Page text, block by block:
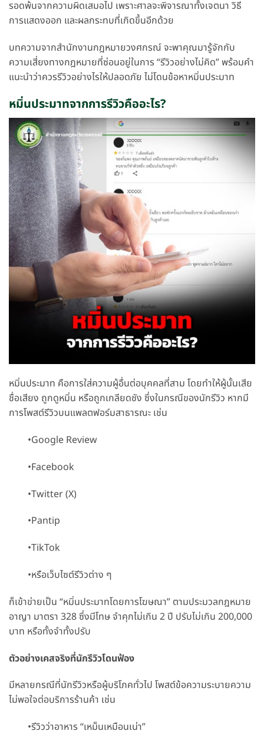
รอดพ้นจากความผิดเสมอไป เพราะศาลจะพิจารณาทั้งเจตนา วิธี
การแสดงออก และผลกระทบที่เกิดขึ้นอีกด้วย
บทความจากสำนักงานกฎหมายวงศกรณ์ จะพาคุณมารู้จักกับ
ความเสี่ยงทางกฎหมายที่ซ่อนอยู่ในการ “รีวิวอย่างไม่คิด” พร้อมคำ
แนะนำว่าควรรีวิวอย่างไรให้ปลอดภัย ไม่โดนข้อหาหมิ่นประมาท
หมิ่นประมาทจากการรีวิวคืออะไร?
หมิ่นประมาท คือการใส่ความผู้อื่นต่อบุคคลที่สาม โดยทำให้ผู้นั้นเสีย
ชื่อเสียง ถูกดูหมิ่น หรือถูกเกลียดชัง ซึ่งในกรณีของนักรีวิว หากมี
การโพสต์รีวิวบนแพลตฟอร์มสาธารณะ เช่น
•Google Review
•Facebook
•Twitter (X)
•Pantip
•TikTok
•หรือเว็บไซต์รีวิวต่าง ๆ
ก็เข้าข่ายเป็น “หมิ่นประมาทโดยการโฆษณา” ตามประมวลกฎหมาย
อาญา มาตรา 328 ซึ่งมีโทษ จำคุกไม่เกิน 2 ปี ปรับไม่เกิน 200,000
บาท หรือทั้งจำทั้งปรับ
ตัวอย่างเคสจริงที่นักรีวิวโดนฟ้อง
มีหลายกรณีที่นักรีวิวหรือผู้บริโภคทั่วไป โพสต์ข้อความระบายความ
ไม่พอใจต่อบริการร้านค้า เช่น
•รีวิวว่าอาหาร “เหม็นเหมือนเน่า”